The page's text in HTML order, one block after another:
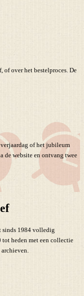
of over het bestelproces. De
of het jubileum
de website en ontvang twee
sinds 1984 volledig
heden met een collectie